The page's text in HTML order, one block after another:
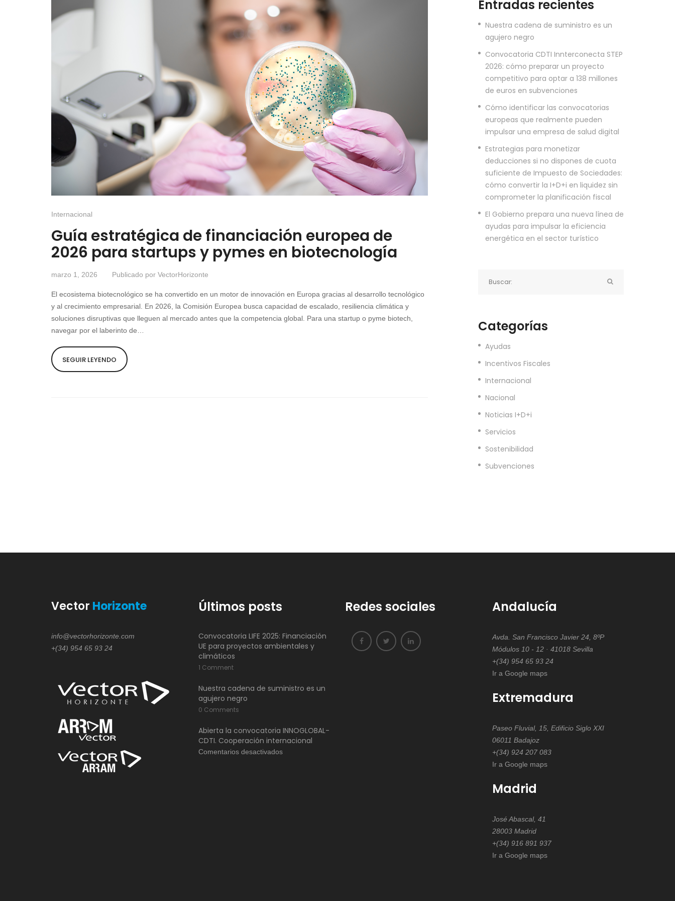
Internacional
Guía estratégica de financiación europea de
2026 para startups y pymes en biotecnología
marzo 1, 2026 Publicado por VectorHorizonte
El ecosistema biotecnológico se ha convertido en un motor de innovación en Europa gracias al desarrollo tecnológico
y al crecimiento empresarial. En 2026, la Comisión Europea busca capacidad de escalado, resiliencia climática y
soluciones disruptivas que lleguen al mercado antes que la competencia global. Para una startup o pyme biotech,
navegar por el laberinto de…
SEGUIR LEYENDO
Entradas recientes
Nuestra cadena de suministro es un
agujero negro
Convocatoria CDTI Innterconecta STEP
2026: cómo preparar un proyecto
competitivo para optar a 138 millones
de euros en subvenciones
Cómo identificar las convocatorias
europeas que realmente pueden
impulsar una empresa de salud digital
Estrategias para monetizar
deducciones si no dispones de cuota
suficiente de Impuesto de Sociedades:
cómo convertir la I+D+i en liquidez sin
comprometer la planificación fiscal
El Gobierno prepara una nueva línea de
ayudas para impulsar la eficiencia
energética en el sector turístico
Categorías
Ayudas
Incentivos Fiscales
Internacional
Nacional
Noticias I+D+i
Servicios
Sostenibilidad
Subvenciones
Vector Horizonte
info@vectorhorizonte.com
+(34) 954 65 93 24
Últimos posts
Convocatoria LIFE 2025: Financiación
UE para proyectos ambientales y
climáticos
1 Comment
Nuestra cadena de suministro es un
agujero negro
0 Comments
Abierta la convocatoria INNOGLOBAL-
CDTI. Cooperación internacional
Comentarios desactivadosen
Redes sociales Andalucía
Avda. San Francisco Javier 24, 8ºP
Módulos 10 - 12 · 41018 Sevilla
+(34) 954 65 93 24
Ir a Google maps
Extremadura
Paseo Fluvial, 15, Edificio Siglo XXI
06011 Badajoz
+(34) 924 207 083
Ir a Google maps
Madrid
José Abascal, 41
28003 Madrid
+(34) 916 891 937
Ir a Google maps